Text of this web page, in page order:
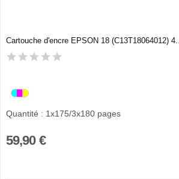
Cartouche d'encre EPSON 18 (C13T18064012) 4...
Quantité : 1x175/3x180 pages
59,90 €